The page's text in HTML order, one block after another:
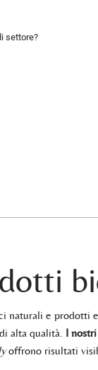
settore?
naturali e prodotti
alta qualità. I
offrono risultati